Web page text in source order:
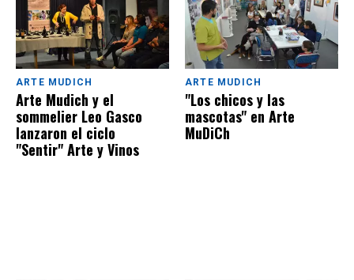
ARTE MUDICH
Arte Mudich y el
sommelier Leo Gasco
lanzaron el ciclo
"Sentir" Arte y Vinos
ARTE MUDICH
"Los chicos y las
mascotas" en Arte
MuDiCh